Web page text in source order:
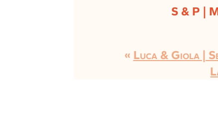
S & P |
« Luca & Giola |